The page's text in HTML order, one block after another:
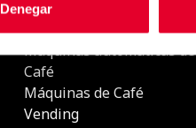
Denegar
PRODUCTOS
Máquinas automáticas de
Café
Máquinas de Café
Vending